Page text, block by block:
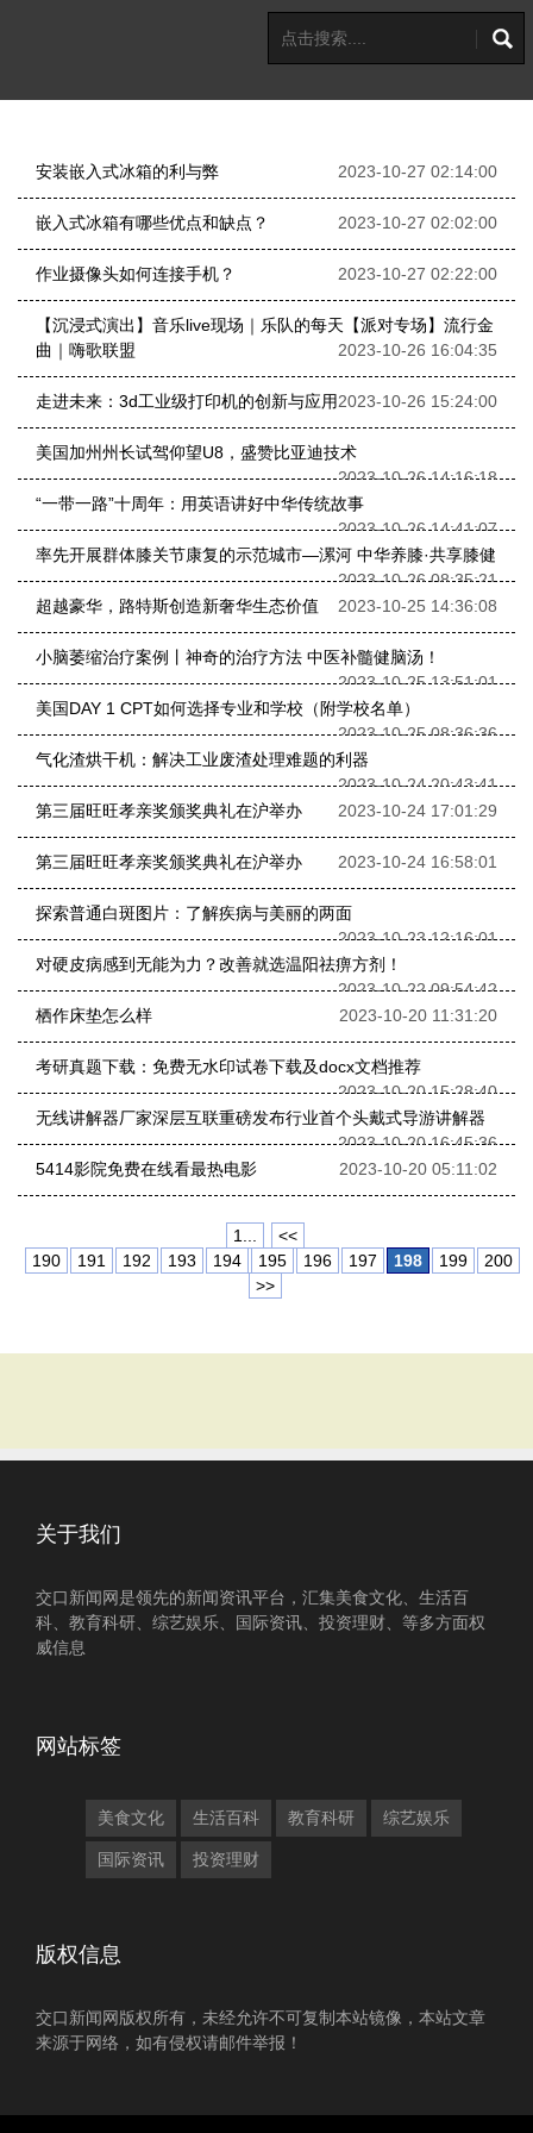
安装嵌入式冰箱的利与弊 2023-10-27 02:14:00
嵌入式冰箱有哪些优点和缺点？ 2023-10-27 02:02:00
作业摄像头如何连接手机？ 2023-10-27 02:22:00
【沉浸式演出】音乐live现场｜乐队的每天【派对专场】流行金
曲｜嗨歌联盟
2023-10-26 16:04:35
走进未来：3d工业级打印机的创新与应用2023-10-26 15:24:00
美国加州州长试驾仰望U8，盛赞比亚迪技术
2023-10-26 14:16:18
“一带一路”十周年：用英语讲好中华传统故事
2023-10-26 14:41:07
率先开展群体膝关节康复的示范城市—漯河 中华养膝·共享膝健
2023-10-26 08:35:21
超越豪华，路特斯创造新奢华生态价值
2023-10-25 14:36:08
小脑萎缩治疗案例丨神奇的治疗方法 中医补髓健脑汤！
2023-10-25 13:51:01
美国DAY 1 CPT如何选择专业和学校（附学校名单）
2023-10-25 08:36:36
气化渣烘干机：解决工业废渣处理难题的利器
2023-10-24 20:43:41
第三届旺旺孝亲奖颁奖典礼在沪举办
2023-10-24 17:01:29
第三届旺旺孝亲奖颁奖典礼在沪举办 2023-10-24 16:58:01
探索普通白斑图片：了解疾病与美丽的两面
2023-10-23 12:16:01
对硬皮病感到无能为力？改善就选温阳祛痹方剂！
2023-10-22 09:54:42
栖作床垫怎么样
2023-10-20 11:31:20
考研真题下载：免费无水印试卷下载及docx文档推荐
2023-10-20 15:28:40
无线讲解器厂家深层互联重磅发布行业首个头戴式导游讲解器
2023-10-20 16:45:36
5414影院免费在线看最热电影
2023-10-20 05:11:02
1...
<<
190
191 192 193 194 195 196 197 198 199
200
>>
关于我们
交口新闻网是领先的新闻资讯平台，汇集美食文化、生活百
科、教育科研、综艺娱乐、国际资讯、投资理财、等多方面权
威信息
网站标签
美食文化 生活百科 教育科研 综艺娱乐
国际资讯 投资理财
版权信息
交口新闻网版权所有，未经允许不可复制本站镜像，本站文章
来源于网络，如有侵权请邮件举报！